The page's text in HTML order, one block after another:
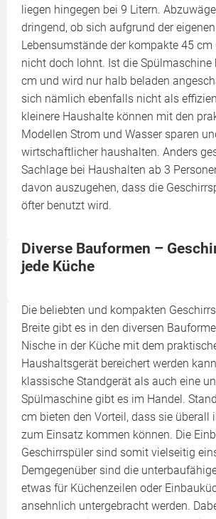
liegen hingegen bei 9 Litern.
dringend, ob sich aufgrund der eigenen
Lebensumstände der kompakte 45 cm
nicht doch lohnt. Ist die Spülmaschine
cm und wird nur halb beladen
sich nämlich ebenfalls nicht als
kleinere Haushalte können mit den
Modellen Strom und Wasser sparen
wirtschaftlicher haushalten. Anders
Sachlage bei Haushalten ab 3
davon auszugehen, dass die
öfter benutzt wird.
Diverse Bauformen –
jede Küche
Die beliebten und kompakten
Breite gibt es in den diversen
Nische in der Küche mit dem
Haushaltsgerät bereichert werden
klassische Standgerät als auch eine
Spülmaschine gibt es im Handel.
cm bieten den Vorteil, dass sie überall
zum Einsatz kommen können. Die
Geschirrspüler sind somit vielseitig
Demgegenüber sind die
etwas für Küchenzeilen oder
ansehnlich untergebracht werden.